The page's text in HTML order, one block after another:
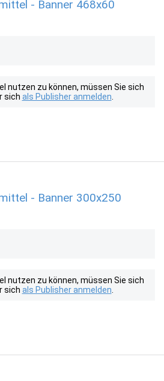
- Banner 468x60
nutzen zu können, müssen Sie sich
sich als Publisher anmelden
- Banner 300x250
nutzen zu können, müssen Sie sich
sich als Publisher anmelden